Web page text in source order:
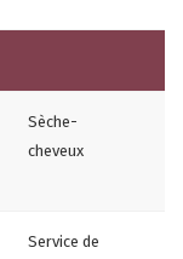
Sèche-
cheveux
Service de